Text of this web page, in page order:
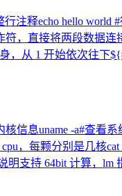
注释echo hello world
，直接将两段数据连
，从 1 开始依次往
信息uname -a#查看
，每颗分别是几核
支持 64bit 计算，lm